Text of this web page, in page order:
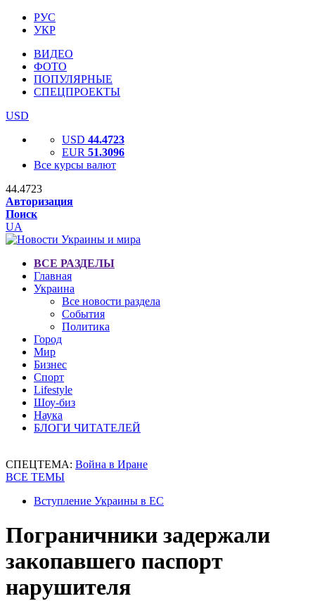
РУС
УКР
ВИДЕО
ФОТО
ПОПУЛЯРНЫЕ
СПЕЦПРОЕКТЫ
USD
USD 44.4723
EUR 51.3096
Все курсы валют
44.4723
Авторизация
Поиск
UA
ВСЕ РАЗДЕЛЫ
Главная
Украина
Все новости раздела
События
Политика
Город
Мир
Бизнес
Спорт
Lifestyle
Шоу-биз
Наука
БЛОГИ ЧИТАТЕЛЕЙ
СПЕЦТЕМА: Война в Иране
ВСЕ ТЕМЫ
Вступление Украины в ЕС
Пограничники задержали
закопавшего паспорт
нарушителя